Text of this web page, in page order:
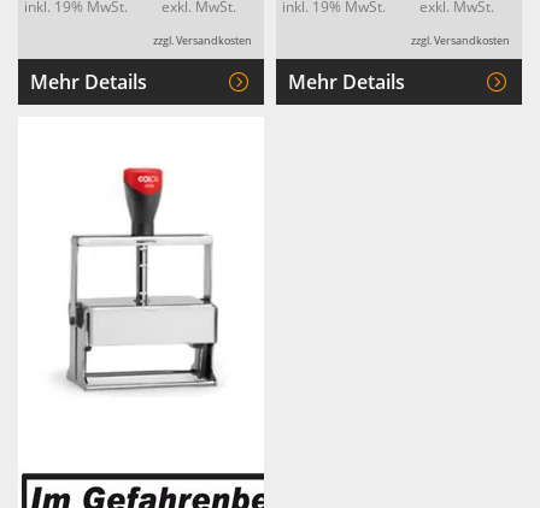
inkl. 19% MwSt. exkl. MwSt.
zzgl. Versandkosten
Mehr Details
inkl. 19% MwSt. exkl. MwSt.
zzgl. Versandkosten
Mehr Details